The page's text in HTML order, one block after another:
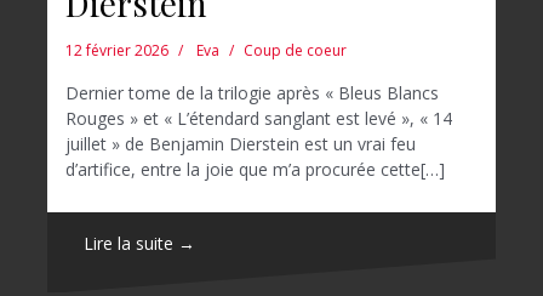
12 février 2026 Eva Coup de coeur
Dernier tome de la trilogie après « Bleus Blancs
Rouges » et « L’étendard sanglant est levé », « 14
juillet » de Benjamin Dierstein est un vrai feu
d’artifice, entre la joie que m’a procurée cette[…]
Lire la suite →